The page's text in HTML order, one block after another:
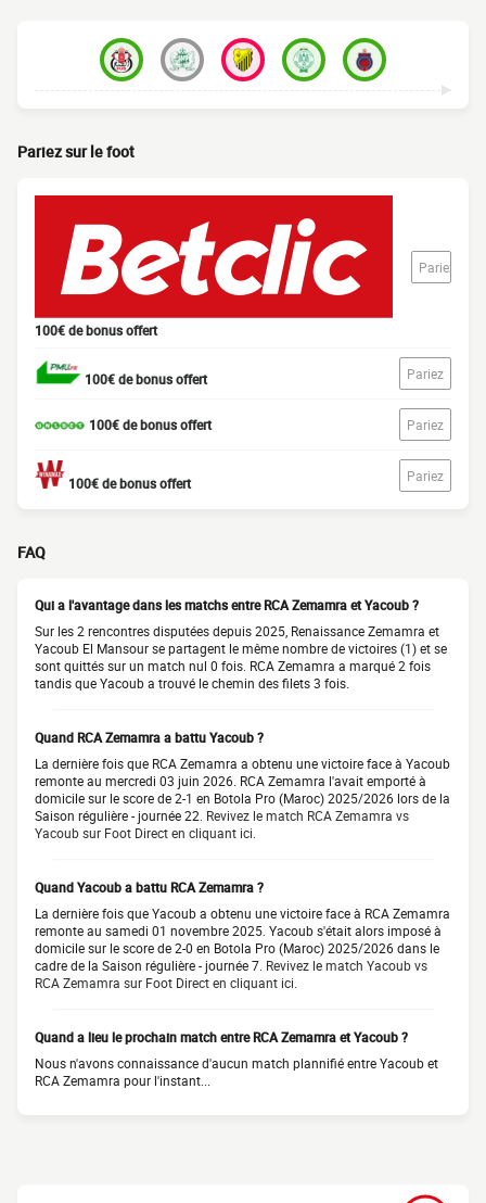
Pariez sur le foot
100€ de bonus offert
Pariez
100€ de bonus offert Pariez
100€ de bonus offert Pariez
100€ de bonus offert Pariez
FAQ
Qui a l'avantage dans les matchs entre RCA Zemamra et Yacoub ?
Sur les 2 rencontres disputées depuis 2025, Renaissance Zemamra et
Yacoub El Mansour se partagent le même nombre de victoires (1) et se
sont quittés sur un match nul 0 fois. RCA Zemamra a marqué 2 fois
tandis que Yacoub a trouvé le chemin des filets 3 fois.
Quand RCA Zemamra a battu Yacoub ?
La dernière fois que RCA Zemamra a obtenu une victoire face à Yacoub
remonte au mercredi 03 juin 2026. RCA Zemamra l'avait emporté à
domicile sur le score de 2-1 en Botola Pro (Maroc) 2025/2026 lors de la
Saison régulière - journée 22. Revivez le match RCA Zemamra vs
Yacoub sur Foot Direct en cliquant ici.
Quand Yacoub a battu RCA Zemamra ?
La dernière fois que Yacoub a obtenu une victoire face à RCA Zemamra
remonte au samedi 01 novembre 2025. Yacoub s'était alors imposé à
domicile sur le score de 2-0 en Botola Pro (Maroc) 2025/2026 dans le
cadre de la Saison régulière - journée 7. Revivez le match Yacoub vs
RCA Zemamra sur Foot Direct en cliquant ici.
Quand a lieu le prochain match entre RCA Zemamra et Yacoub ?
Nous n'avons connaissance d'aucun match plannifié entre Yacoub et
RCA Zemamra pour l'instant...